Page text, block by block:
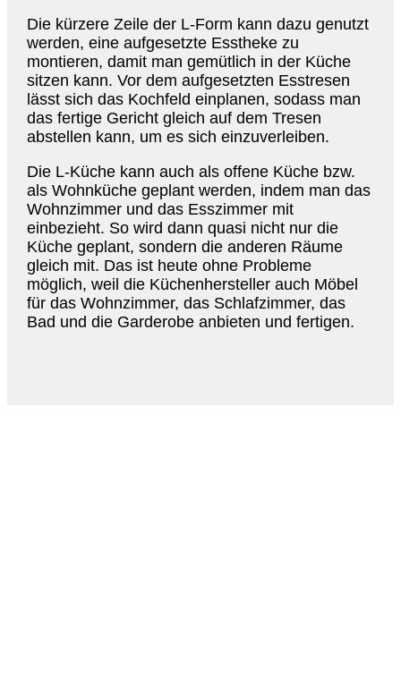
Die kürzere Zeile der L-Form kann dazu genutzt
werden, eine aufgesetzte Esstheke zu
montieren, damit man gemütlich in der Küche
sitzen kann. Vor dem aufgesetzten Esstresen
lässt sich das Kochfeld einplanen, sodass man
das fertige Gericht gleich auf dem Tresen
abstellen kann, um es sich einzuverleiben.
Die L-Küche kann auch als offene Küche bzw.
als Wohnküche geplant werden, indem man das
Wohnzimmer und das Esszimmer mit
einbezieht. So wird dann quasi nicht nur die
Küche geplant, sondern die anderen Räume
gleich mit. Das ist heute ohne Probleme
möglich, weil die Küchenhersteller auch Möbel
für das Wohnzimmer, das Schlafzimmer, das
Bad und die Garderobe anbieten und fertigen.